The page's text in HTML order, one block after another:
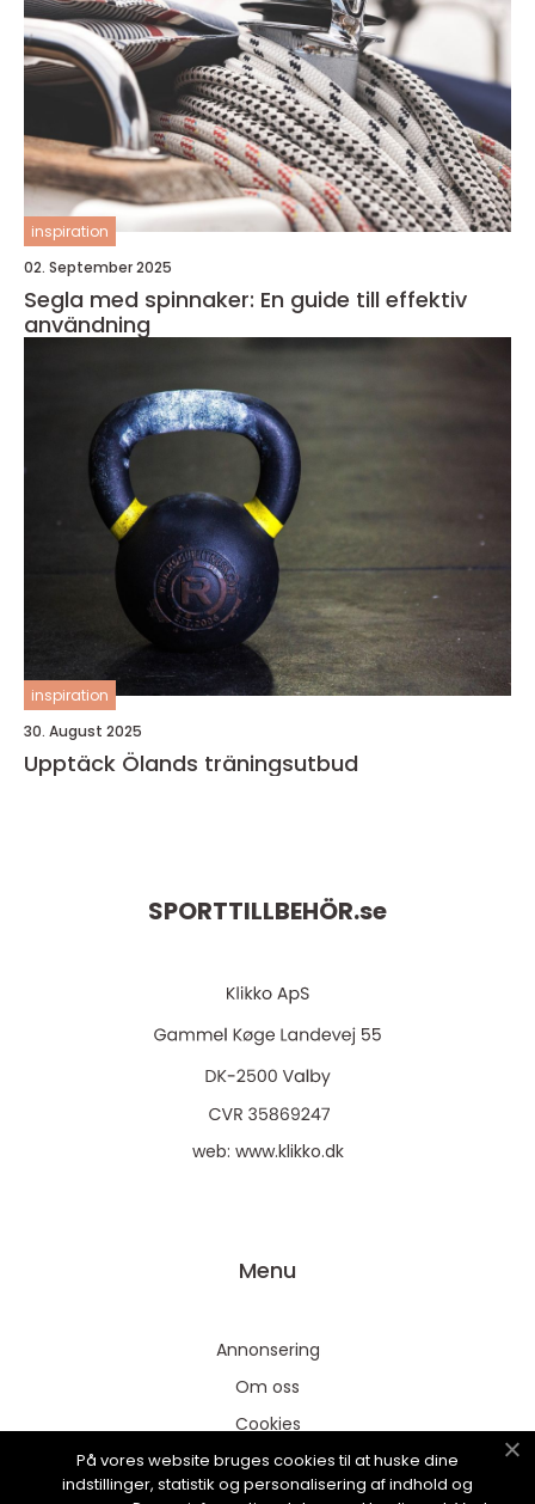
inspiration
02. September 2025
Segla med spinnaker: En guide till effektiv
användning
inspiration
30. August 2025
Upptäck Ölands träningsutbud
SPORTTILLBEHÖR.se
web: www.klikko.dk
Menu
Annonsering
Om oss
Cookies
Kontakta oss
Sitemap
På vores website bruges cookies til at huske dine
indstillinger, statistik og personalisering af indhold og